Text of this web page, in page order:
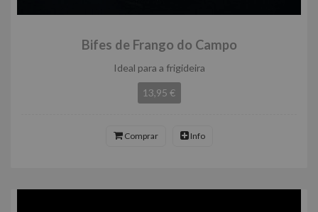
Bifes de Frango do Campo
Ideal para a frigideira
13,95 €
Comprar Info